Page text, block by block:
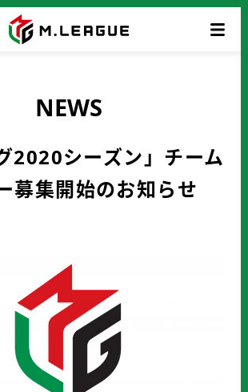
NEWS
2020シーズン」チーム
募集開始のお知らせ